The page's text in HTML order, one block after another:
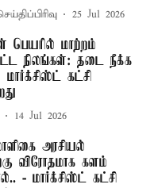
25 Jul 2026
பெயரில் மாற்றம்
நிலங்கள்: தடை நீக்க
கட்சி
14 Jul 2026
அரசியல்
விரோதமாக களம்
- மார்க்சிஸ்ட் கட்சி